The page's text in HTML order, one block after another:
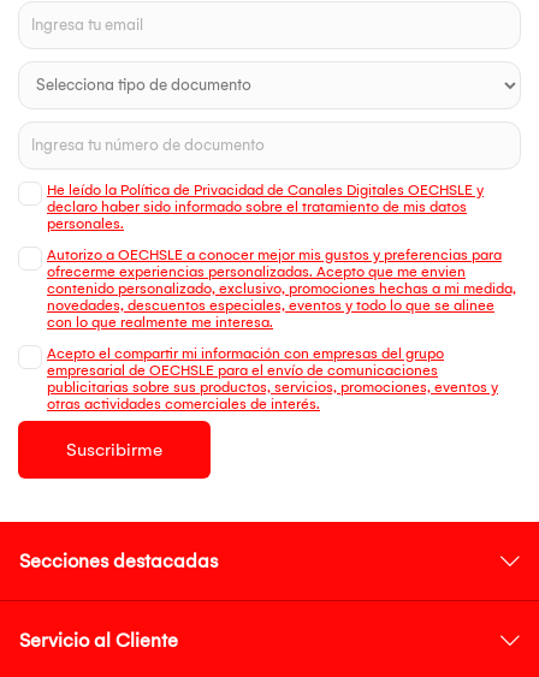
He leído la Política de Privacidad de Canales Digitales OECHSLE y
declaro haber sido informado sobre el tratamiento de mis datos
personales.
Autorizo a OECHSLE a conocer mejor mis gustos y preferencias para
ofrecerme experiencias personalizadas. Acepto que me envien
contenido personalizado, exclusivo, promociones hechas a mi medida,
novedades, descuentos especiales, eventos y todo lo que se alinee
con lo que realmente me interesa.
Acepto el compartir mi información con empresas del grupo
empresarial de OECHSLE para el envío de comunicaciones
publicitarias sobre sus productos, servicios, promociones, eventos y
otras actividades comerciales de interés.
Suscribirme
Secciones destacadas
Servicio al Cliente